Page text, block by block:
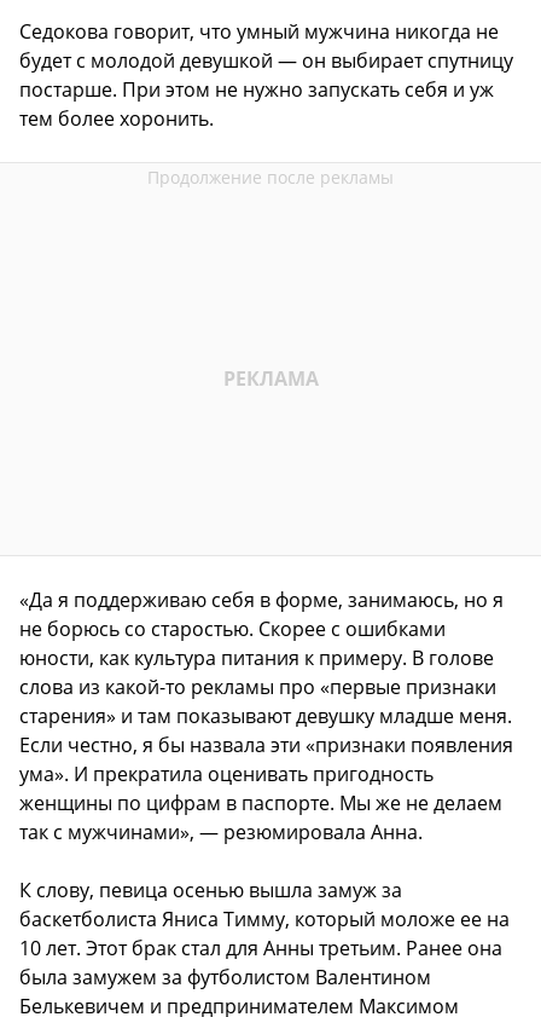
Седокова говорит, что умный мужчина никогда не
будет с молодой девушкой — он выбирает спутницу
постарше. При этом не нужно запускать себя и уж
тем более хоронить.
«Да я поддерживаю себя в форме, занимаюсь, но я
не борюсь со старостью. Скорее с ошибками
юности, как культура питания к примеру. В голове
слова из какой-то рекламы про «первые признаки
старения» и там показывают девушку младше меня.
Если честно, я бы назвала эти «признаки появления
ума». И прекратила оценивать пригодность
женщины по цифрам в паспорте. Мы же не делаем
так с мужчинами», — резюмировала Анна.
К слову, певица осенью вышла замуж за
баскетболиста Яниса Тимму, который моложе ее на
10 лет. Этот брак стал для Анны третьим. Ранее она
была замужем за футболистом Валентином
Белькевичем и предпринимателем Максимом